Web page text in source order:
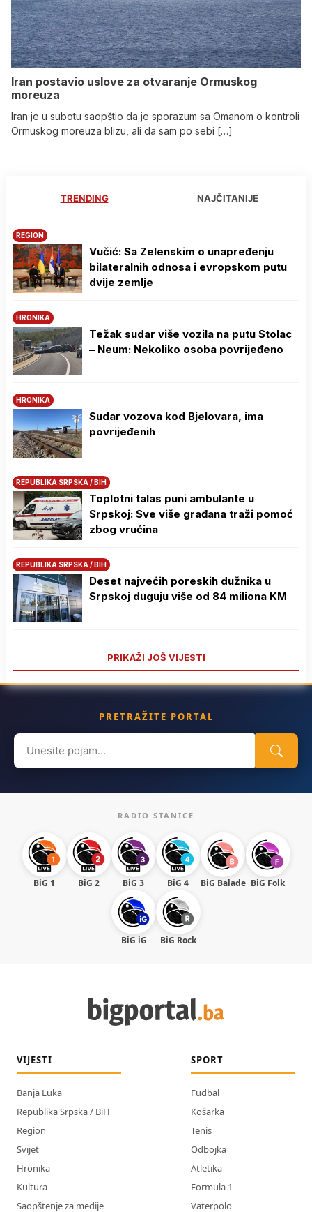
Iran postavio uslove za otvaranje Ormuskog
moreuza
Iran je u subotu saopštio da je sporazum sa Omanom o kontroli
Ormuskog moreuza blizu, ali da sam po sebi […]
TRENDING NAJČITANIJE
REGION
Vučić: Sa Zelenskim o unapređenju
bilateralnih odnosa i evropskom putu
dvije zemlje
HRONIKA
Težak sudar više vozila na putu Stolac
– Neum: Nekoliko osoba povrijeđeno
HRONIKA
Sudar vozova kod Bjelovara, ima
povrijeđenih
REPUBLIKA SRPSKA / BIH
Toplotni talas puni ambulante u
Srpskoj: Sve više građana traži pomoć
zbog vrućina
REPUBLIKA SRPSKA / BIH
Deset najvećih poreskih dužnika u
Srpskoj duguju više od 84 miliona KM
PRIKAŽI JOŠ VIJESTI
PRETRAŽITE PORTAL
Search
for:
RADIO STANICE
BiG 1 BiG 2 BiG 3 BiG 4 BiG Balade BiG Folk
BiG iG BiG Rock
VIJESTI
Banja Luka
Republika Srpska / BiH
Region
Svijet
Hronika
Kultura
Saopštenje za medije
SPORT
Fudbal
Košarka
Tenis
Odbojka
Atletika
Formula 1
Vaterpolo